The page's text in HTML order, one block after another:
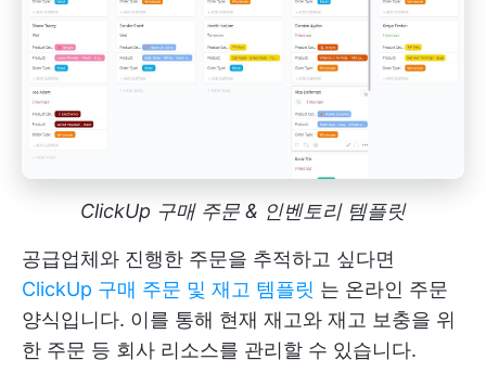
ClickUp 구매 주문 & 인벤토리 템플릿
공급업체와 진행한 주문을 추적하고 싶다면
ClickUp 구매 주문 및 재고 템플릿 는 온라인 주문
양식입니다. 이를 통해 현재 재고와 재고 보충을 위
한 주문 등 회사 리소스를 관리할 수 있습니다.